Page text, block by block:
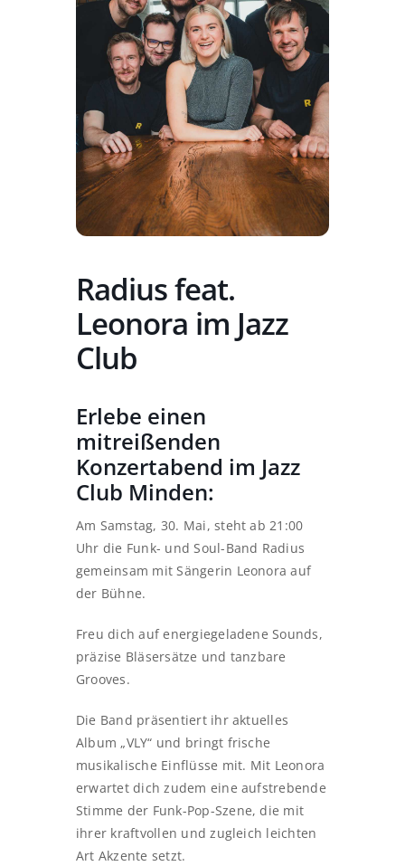
Radius feat.
Leonora im Jazz
Club
Erlebe einen
mitreißenden
Konzertabend im Jazz
Club Minden:
Am Samstag, 30. Mai, steht ab 21:00
Uhr die Funk- und Soul-Band Radius
gemeinsam mit Sängerin Leonora auf
der Bühne.
Freu dich auf energiegeladene Sounds,
präzise Bläsersätze und tanzbare
Grooves.
Die Band präsentiert ihr aktuelles
Album „VLY“ und bringt frische
musikalische Einflüsse mit. Mit Leonora
erwartet dich zudem eine aufstrebende
Stimme der Funk-Pop-Szene, die mit
ihrer kraftvollen und zugleich leichten
Art Akzente setzt.